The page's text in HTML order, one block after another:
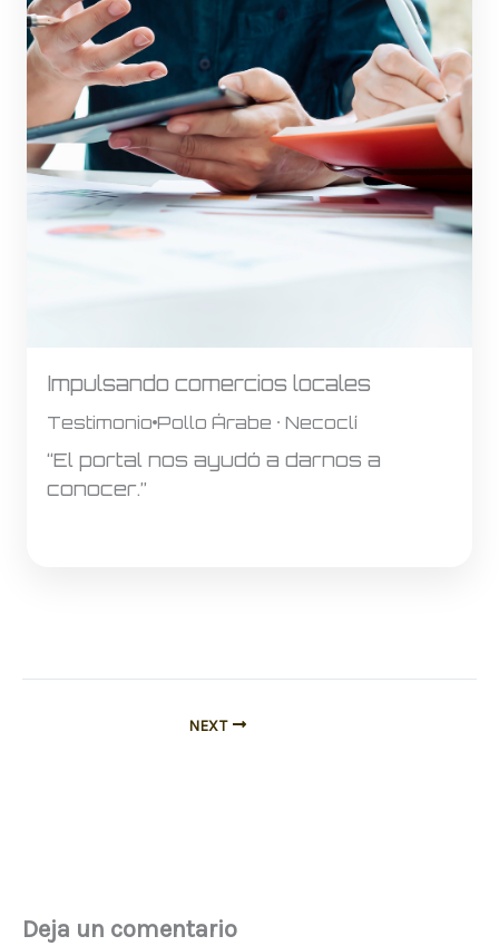
Impulsando comercios locales
Testimonio Pollo Árabe · Necoclí
“El portal nos ayudó a darnos a
conocer.”
NEXT
Deja un comentario